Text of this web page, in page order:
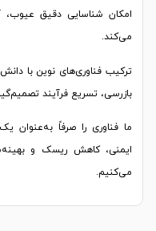
امکان شناسایی دقیق عیوب،
می‌کند.
ترکیب فناوری‌های نوین با
بازرسی، تسریع فرآیند
ما فناوری را صرفاً به‌عنوان
ایمنی، کاهش ریسک و
می‌کنیم.